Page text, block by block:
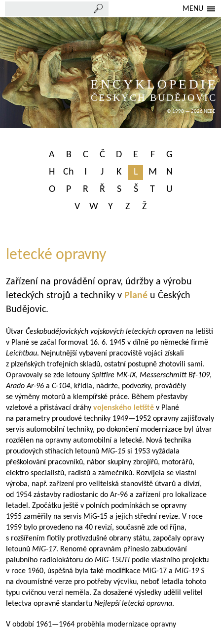
MENU
ENCYKLOPEDIE
ČESKÝCH BUDĚJOVIC
© 1998 — 2026 NEBE
A B C Č D E F
G
H
Ch I J K L M
N
O
P R Ř S Š T
U
V
W Y Z Ž
letecké opravny
Zařízení na provádění oprav, údržby a výrobu
leteckých strojů a techniky v Plané u Českých
Budějovic.
Útvar Českobudějovických vojskových leteckých opraven na letišti
v Plané se začal formovat 16. 6. 1945 v dílně po německé firmě
Leichtbau. Nejnutnější vybavení pracoviště vojáci získali
z plzeňských trofejních skladů, ostatní postupně zhotovili sami.
Opravovaly se zde letouny Spitfire MK-IX, Messerschmitt Bf-109,
Arado Ar-96 a C-104, křídla, nádrže, podvozky, prováděly
se výměny motorů a klempířské práce. Během přestavby
vzletové a přistávací dráhy vojenského letiště v Plané
na parametry proudové techniky 1949—1952 opravny zajišťovaly
servis automobilní techniky, po dokončení modernizace byl útvar
rozdělen na opravny automobilní a letecké. Nová technika
proudových stíhacích letounů MiG-15 si 1953 vyžádala
přeškolování pracovníků, nábor skupiny zbrojířů, motorářů,
elektro specialistů, radistů a zámečníků. Rozvíjela se vlastní
výroba, např. zařízení pro velitelská stanoviště útvarů a divizí,
od 1954 zástavby radiostanic do Ar-96 a zařízení pro lokalizace
letadel. Zpočátku ještě v polních podmínkách se opravny
1955 zaměřily na servis MiG-15 a jejich střední revize. V roce
1959 bylo provedeno na 40 revizí, současně zde od října,
s rozšířením flotily protivzdušné obrany státu, započaly opravy
letounů MiG-17. Renomé opravnám přineslo zabudování
palubního radiolokátoru do MiG-15UTI podle vlastního projektu
v roce 1960, úspěšná byla také modifikace MiG-17 a MiG-19 S
na dvoumístné verze pro potřeby výcviku, neboť letadla tohoto
typu cvičnou verzi neměla. Za dosažené výsledky udělil velitel
letectva opravně standartu Nejlepší letecká opravna.
V období 1961—1964 proběhla modernizace opravny